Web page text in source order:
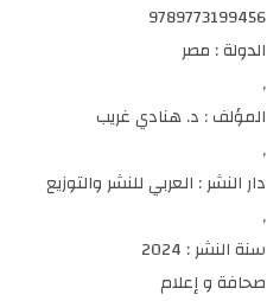
9789773199456
الدولة : مصر
,
المؤلف : د. هنادي غريب
,
دار النشر : العربي للنشر والتوزيع
,
سنة النشر : 2024
صحافة و إعلام